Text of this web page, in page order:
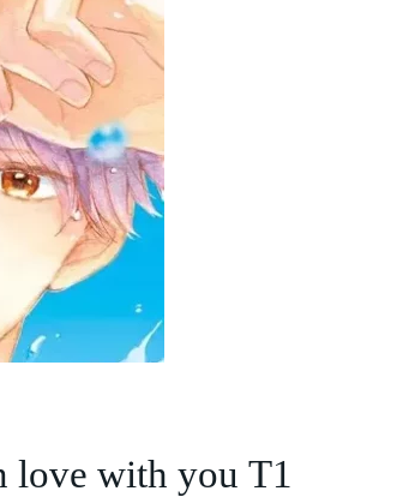
with you T1